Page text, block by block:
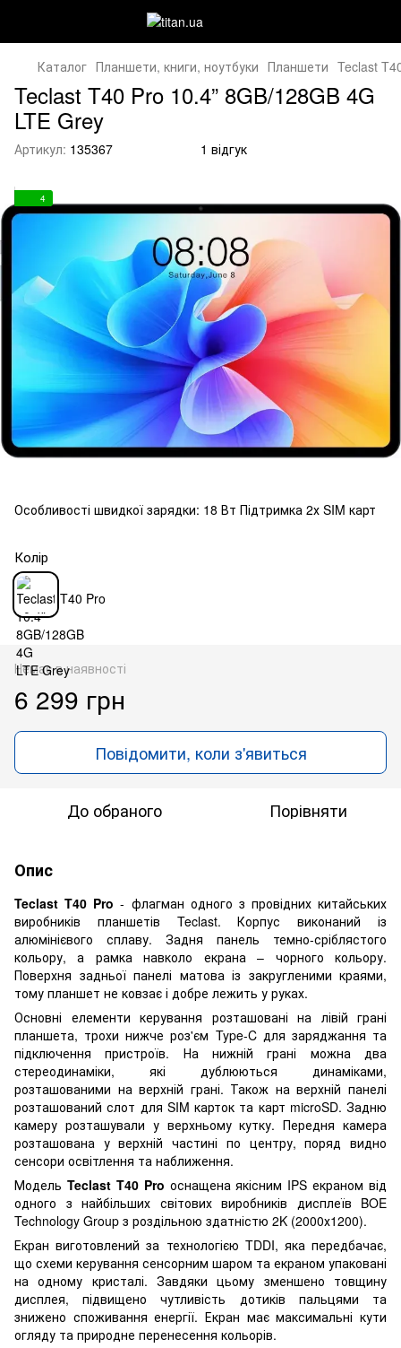
Каталог Планшети, книги, ноутбуки Планшети Teclast
Teclast T40 Pro 10.4” 8GB/128GB 4G
LTE Grey
Артикул: 135367 1 відгук
4
Особливості швидкої зарядки: 18 Вт Підтримка 2х SIM карт
Колір
Немає в наявності
6 299 грн
Повідомити, коли з'явиться
До обраного Порівняти
Опис
Teclast T40 Pro- флагман одного з провідних китайських
виробників планшетів Teclast. Корпус виконаний із
алюмінієвого сплаву. Задня панель темно-сріблястого
кольору, а рамка навколо екрана – чорного кольору.
Поверхня задньої панелі матова із закругленими краями,
тому планшет не ковзає і добре лежить у руках.
Основні елементи керування розташовані на лівій грані
планшета, трохи нижче роз'єм Type-C для заряджання та
підключення пристроїв. На нижній грані можна два
стереодинаміки, які дублюються динаміками,
розташованими на верхній грані. Також на верхній панелі
розташований слот для SIM карток та карт microSD. Задню
камеру розташували у верхньому кутку. Передня камера
розташована у верхній частині по центру, поряд видно
сенсори освітлення та наближення.
Модель Teclast T40 Pro оснащена якісним IPS екраном від
одного з найбільших світових виробників дисплеїв BOE
Technology Group з роздільною здатністю 2K (2000х1200).
Екран виготовлений за технологією TDDI, яка передбачає,
що схеми керування сенсорним шаром та екраном упаковані
на одному кристалі. Завдяки цьому зменшено товщину
дисплея, підвищено чутливість дотиків пальцями та
знижено споживання енергії. Екран має максимальні кути
огляду та природне перенесення кольорів.